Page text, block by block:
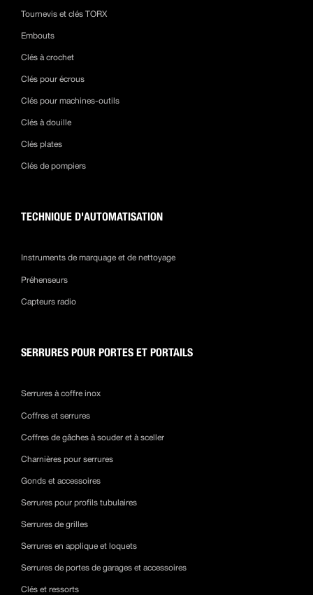
Tournevis et clés TORX
Embouts
Clés à crochet
Clés pour écrous
Clés pour machines-outils
Clés à douille
Clés plates
Clés de pompiers
TECHNIQUE D'AUTOMATISATION
Instruments de marquage et de nettoyage
Préhenseurs
Capteurs radio
SERRURES POUR PORTES ET PORTAILS
Serrures à coffre inox
Coffres et serrures
Coffres de gâches à souder et à sceller
Charnières pour serrures
Gonds et accessoires
Serrures pour profils tubulaires
Serrures de grilles
Serrures en applique et loquets
Serrures de portes de garages et accessoires
Clés et ressorts